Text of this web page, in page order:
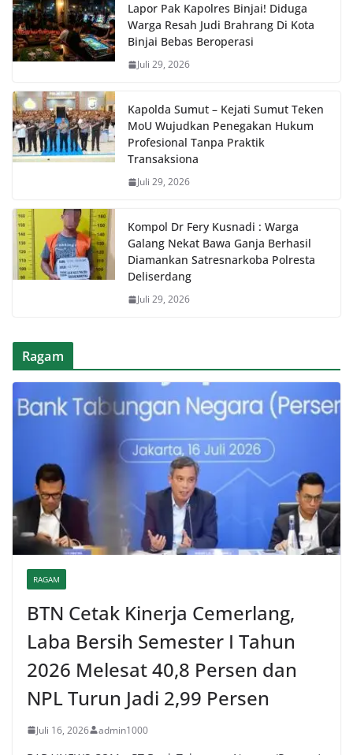
Lapor Pak Kapolres Binjai! Diduga
Warga Resah Judi Brahrang Di Kota
Binjai Bebas Beroperasi
Juli 29, 2026
Kapolda Sumut – Kejati Sumut Teken
MoU Wujudkan Penegakan Hukum
Profesional Tanpa Praktik
Transaksiona
Juli 29, 2026
Kompol Dr Fery Kusnadi : Warga
Galang Nekat Bawa Ganja Berhasil
Diamankan Satresnarkoba Polresta
Deliserdang
Juli 29, 2026
Ragam
RAGAM
BTN Cetak Kinerja Cemerlang,
Laba Bersih Semester I Tahun
2026 Melesat 40,8 Persen dan
NPL Turun Jadi 2,99 Persen
Juli 16, 2026 admin1000